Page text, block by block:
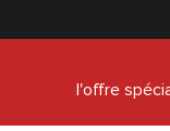
l'offre